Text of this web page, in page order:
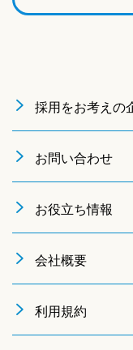
採用をお考えの
お問い合わせ
お役立ち情報
会社概要
利用規約